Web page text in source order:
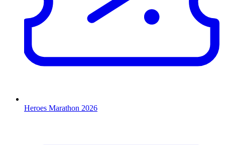
Heroes Marathon 2026